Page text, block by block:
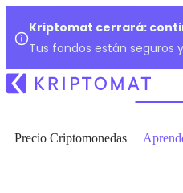
Kriptomat cerrará:
Tus fondos están seguros
Precio Criptomonedas